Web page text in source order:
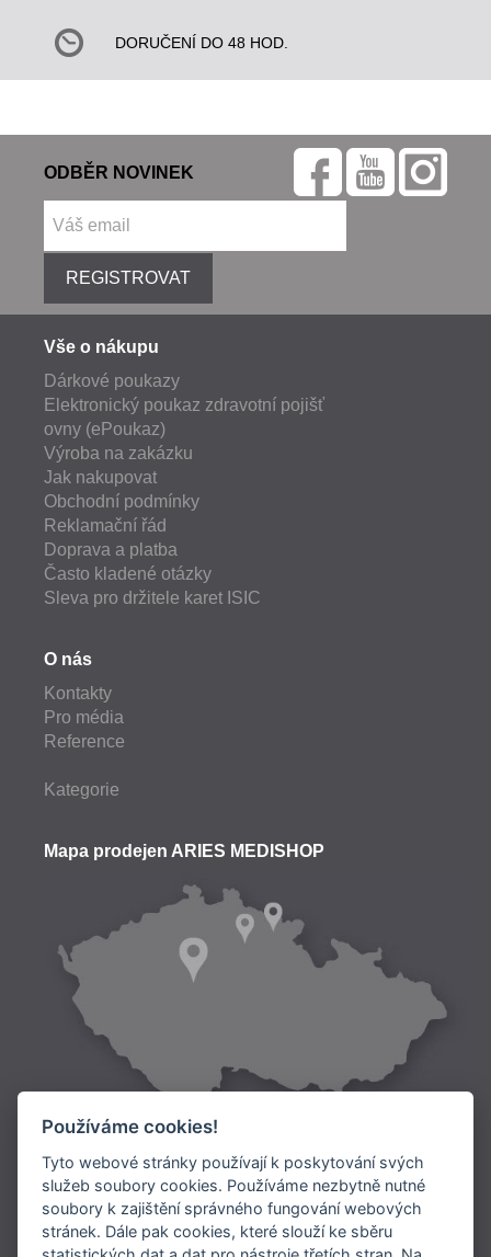
DORUČENÍ DO 48 HOD.
ODBĚR NOVINEK
REGISTROVAT
Vše o nákupu
Dárkové poukazy
Elektronický poukaz zdravotní pojišť
ovny (ePoukaz)
Výroba na zakázku
Jak nakupovat
Obchodní podmínky
Reklamační řád
Doprava a platba
Často kladené otázky
Sleva pro držitele karet ISIC
O nás
Kontakty
Pro média
Reference
Kategorie
Mapa prodejen ARIES MEDISHOP
Doprava:
Používáme cookies!
Tyto webové stránky používají k poskytování svých
služeb soubory cookies. Používáme nezbytně nutné
soubory k zajištění správného fungování webových
stránek. Dále pak cookies, které slouží ke sběru